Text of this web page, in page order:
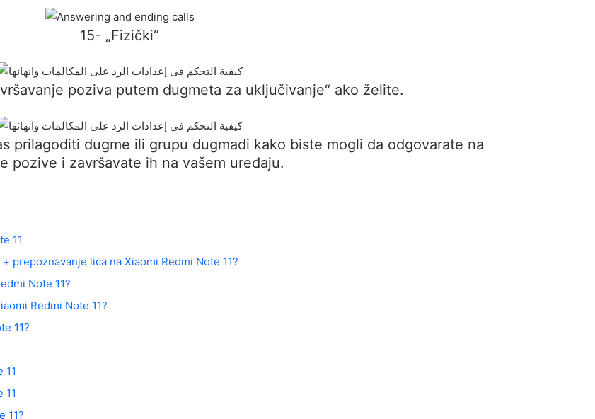
15- „Fizički“
poziva putem dugmeta za uključivanje“ ako želite.
prilagoditi dugme ili grupu dugmadi kako biste mogli da odgovarate na
pozive i završavate ih na vašem uređaju.
11
prepoznavanje lica na Xiaomi Redmi Note 11?
Note 11?
Redmi Note 11?
11?
11
11
11?